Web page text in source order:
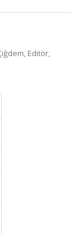
Editör,